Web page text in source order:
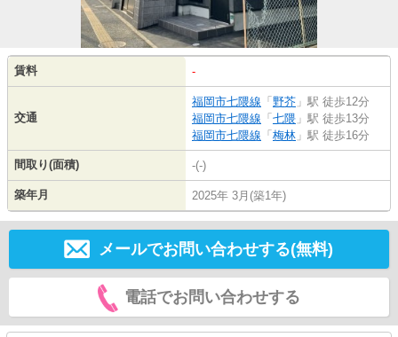
賃料 -
交通
福岡市七隈線 「 野芥 」駅 徒歩12分
福岡市七隈線 「 七隈 」駅 徒歩13分
福岡市七隈線 「 梅林 」駅 徒歩16分
間取り(面積) -(-)
築年月 2025年 3月(築1年)
メールでお問い合わせする(無料)
電話でお問い合わせする